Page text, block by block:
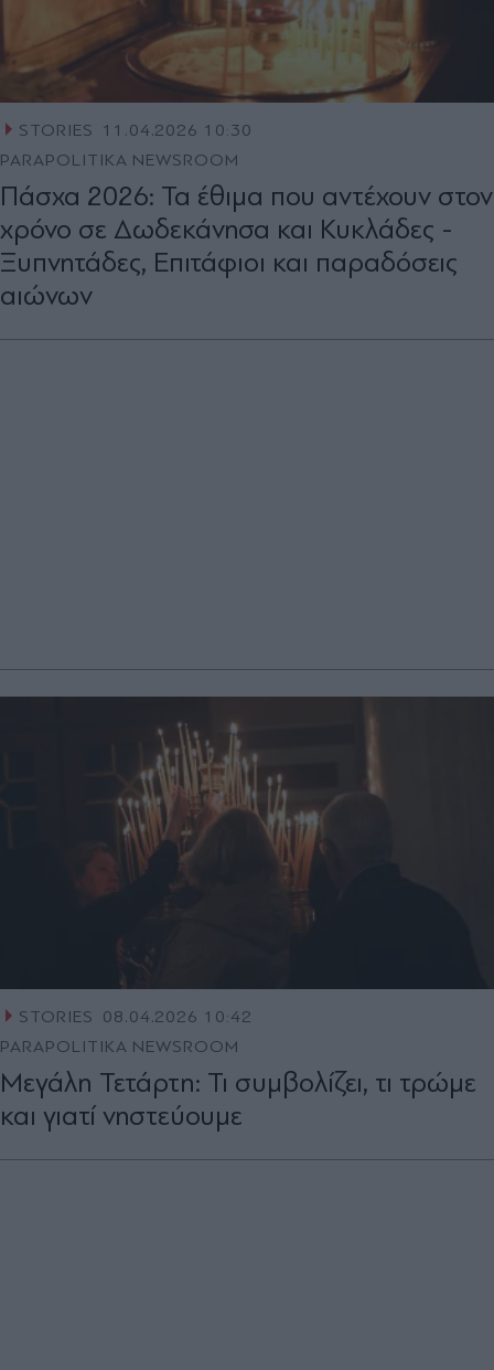
STORIES
11.04.2026 10:30
PARAPOLITIKA NEWSROOM
Πάσχα 2026: Τα έθιμα που αντέχουν στον
χρόνο σε Δωδεκάνησα και Κυκλάδες -
Ξυπνητάδες, Επιτάφιοι και παραδόσεις
αιώνων
STORIES
08.04.2026 10:42
PARAPOLITIKA NEWSROOM
Μεγάλη Τετάρτη: Τι συμβολίζει, τι τρώμε
και γιατί νηστεύουμε